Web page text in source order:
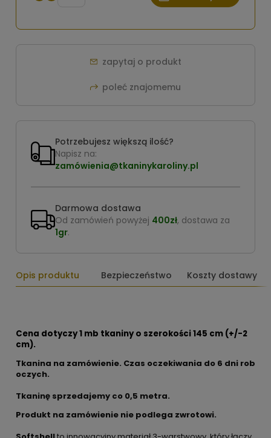
zapytaj o produkt
poleć znajomemu
Potrzebujesz większą ilość?
Napisz na:
zamówienia@tkaninykaroliny.pl
Darmowa dostawa
Od zamówień powyżej 400zł, dostawa za
1gr.
Opis produktu Bezpieczeństwo Koszty dostawy
Cena dotyczy 1 mb tkaniny o szerokości 145 cm (+/-2
cm).
Tkanina na zamówienie. Czas oczekiwania do 6 dni rob
oczych.
Tkaninę sprzedajemy co 0,5 metra.
Produkt na zamówienie nie podlega zwrotowi.